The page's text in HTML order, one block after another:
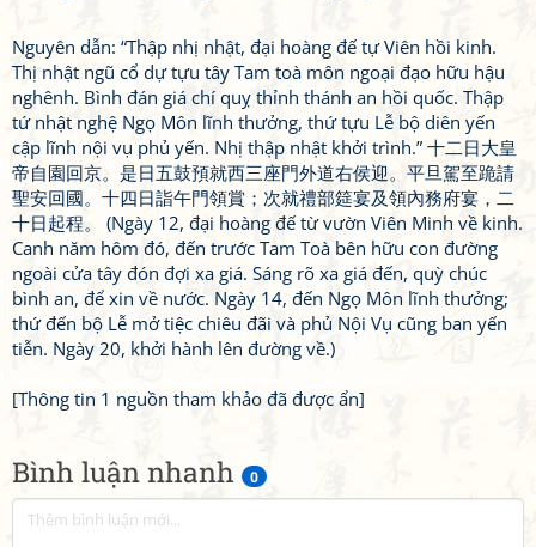
Bình luận nhanh 0
Nguyên dẫn: “Thập nhị nhật, đại hoàng đế tự Viên hồi kinh.
Thị nhật ngũ cổ dự tựu tây Tam toà môn ngoại đạo hữu hậu
nghênh. Bình đán giá chí quỵ thỉnh thánh an hồi quốc. Thập
tứ nhật nghệ Ngọ Môn lĩnh thưởng, thứ tựu Lễ bộ diên yến
cập lĩnh nội vụ phủ yến. Nhị thập nhật khởi trình.” 十二日大皇
帝自園回京。是日五鼓預就西三座門外道右侯迎。平旦駕至跪請
聖安回國。十四日詣午門領賞；次就禮部筵宴及領內務府宴，二
十日起程。 (Ngày 12, đại hoàng đế từ vườn Viên Minh về kinh.
Canh năm hôm đó, đến trước Tam Toà bên hữu con đường
ngoài cửa tây đón đợi xa giá. Sáng rõ xa giá đến, quỳ chúc
bình an, để xin về nước. Ngày 14, đến Ngọ Môn lĩnh thưởng;
thứ đến bộ Lễ mở tiệc chiêu đãi và phủ Nội Vụ cũng ban yến
tiễn. Ngày 20, khởi hành lên đường về.)
[Thông tin 1 nguồn tham khảo đã được ẩn]